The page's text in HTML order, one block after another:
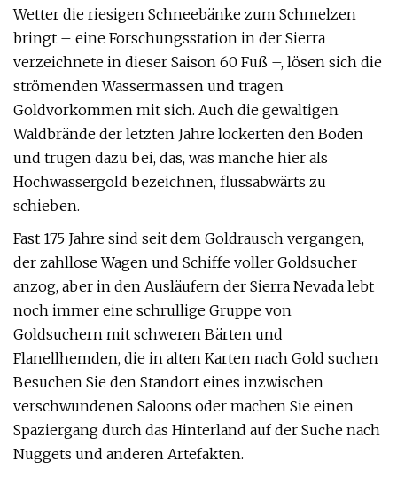
Wetter die riesigen Schneebänke zum Schmelzen
bringt – eine Forschungsstation in der Sierra
verzeichnete in dieser Saison 60 Fuß –, lösen sich die
strömenden Wassermassen und tragen
Goldvorkommen mit sich. Auch die gewaltigen
Waldbrände der letzten Jahre lockerten den Boden
und trugen dazu bei, das, was manche hier als
Hochwassergold bezeichnen, flussabwärts zu
schieben.
Fast 175 Jahre sind seit dem Goldrausch vergangen,
der zahllose Wagen und Schiffe voller Goldsucher
anzog, aber in den Ausläufern der Sierra Nevada lebt
noch immer eine schrullige Gruppe von
Goldsuchern mit schweren Bärten und
Flanellhemden, die in alten Karten nach Gold suchen
Besuchen Sie den Standort eines inzwischen
verschwundenen Saloons oder machen Sie einen
Spaziergang durch das Hinterland auf der Suche nach
Nuggets und anderen Artefakten.